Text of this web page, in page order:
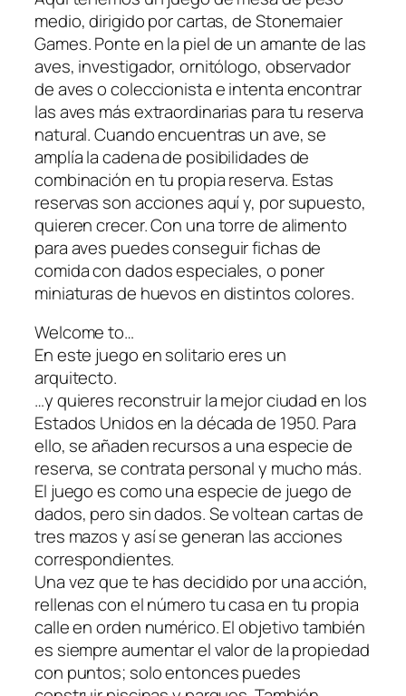
medio, dirigido por cartas, de Stonemaier
Games. Ponte en la piel de un amante de las
aves, investigador, ornitólogo, observador
de aves o coleccionista e intenta encontrar
las aves más extraordinarias para tu reserva
natural. Cuando encuentras un ave, se
amplía la cadena de posibilidades de
combinación en tu propia reserva. Estas
reservas son acciones aquí y, por supuesto,
quieren crecer. Con una torre de alimento
para aves puedes conseguir fichas de
comida con dados especiales, o poner
miniaturas de huevos en distintos colores.
Welcome to…
En este juego en solitario eres un
arquitecto.
…y quieres reconstruir la mejor ciudad en los
Estados Unidos en la década de 1950. Para
ello, se añaden recursos a una especie de
reserva, se contrata personal y mucho más.
El juego es como una especie de juego de
dados, pero sin dados. Se voltean cartas de
tres mazos y así se generan las acciones
correspondientes.
Una vez que te has decidido por una acción,
rellenas con el número tu casa en tu propia
calle en orden numérico. El objetivo también
es siempre aumentar el valor de la propiedad
con puntos; solo entonces puedes